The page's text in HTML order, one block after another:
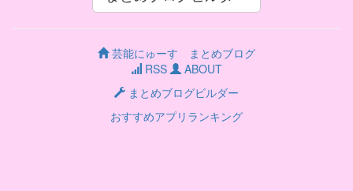
芸能にゅーす まとめブログ
RSS
ABOUT
まとめブログビルダー
おすすめアプリランキング